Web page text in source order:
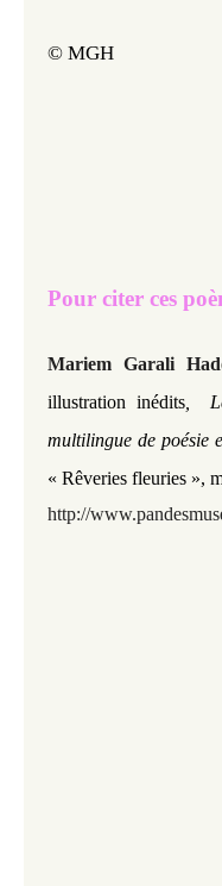
© MGH
Pour citer ces
Mariem Garali
illustration inédits,
multilingue de poésie
« Rêveries fleuries »,
http://